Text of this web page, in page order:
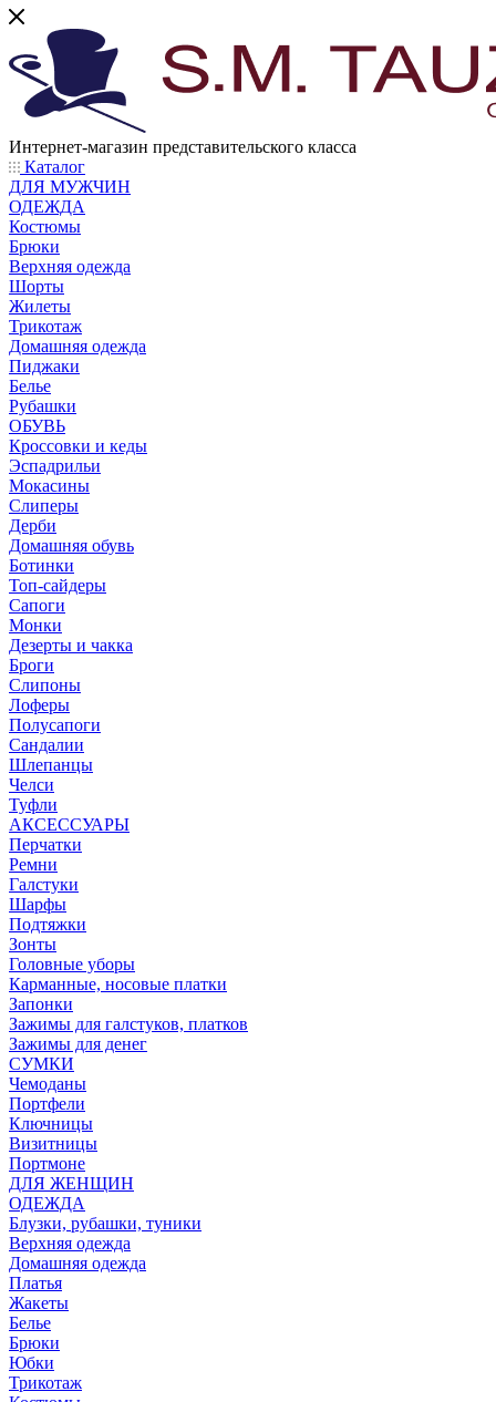
Интернет-магазин представительского класса
Каталог
ДЛЯ МУЖЧИН
ОДЕЖДА
Костюмы
Брюки
Верхняя одежда
Шорты
Жилеты
Трикотаж
Домашняя одежда
Пиджаки
Белье
Рубашки
ОБУВЬ
Кроссовки и кеды
Эспадрильи
Мокасины
Слиперы
Дерби
Домашняя обувь
Ботинки
Топ-сайдеры
Сапоги
Монки
Дезерты и чакка
Броги
Слипоны
Лоферы
Полусапоги
Сандалии
Шлепанцы
Челси
Туфли
АКСЕССУАРЫ
Перчатки
Ремни
Галстуки
Шарфы
Подтяжки
Зонты
Головные уборы
Карманные, носовые платки
Запонки
Зажимы для галстуков, платков
Зажимы для денег
СУМКИ
Чемоданы
Портфели
Ключницы
Визитницы
Портмоне
ДЛЯ ЖЕНЩИН
ОДЕЖДА
Блузки, рубашки, туники
Верхняя одежда
Домашняя одежда
Платья
Жакеты
Белье
Брюки
Юбки
Трикотаж